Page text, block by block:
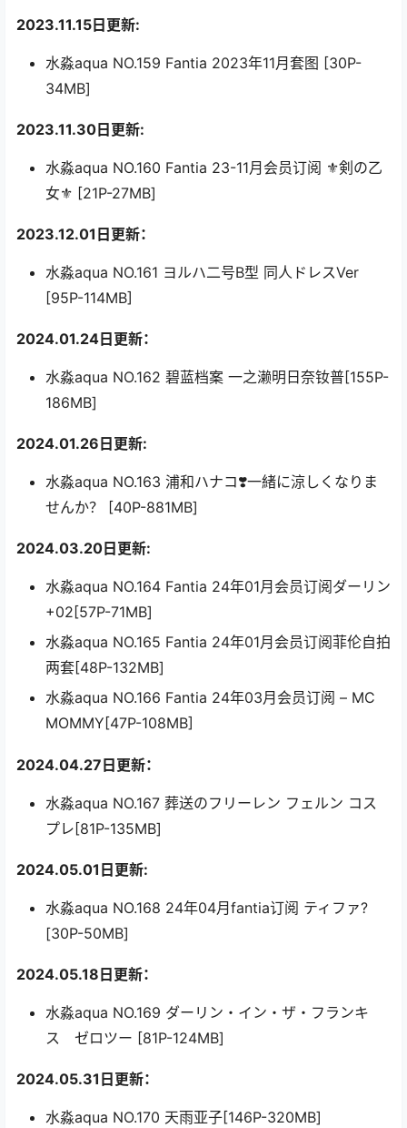
2023.11.15日更新:
水淼aqua NO.159 Fantia 2023年11月套图 [30P-
34MB]
2023.11.30日更新:
水淼aqua NO.160 Fantia 23-11月会员订阅 ⚜️剣の乙
女⚜️ [21P-27MB]
2023.12.01日更新：
水淼aqua NO.161 ヨルハ二号B型 同人ドレスVer
[95P-114MB]
2024.01.24日更新：
水淼aqua NO.162 碧蓝档案 一之濑明日奈钕普[155P-
186MB]
2024.01.26 日更新:
水淼aqua NO.163 浦和ハナコ❣️一緒に涼しくなりま
せんか？ [40P-881MB]
2024.03.20日更新:
水淼aqua NO.164 Fantia 24年01月会员订阅ダーリン
+02[57P-71MB]
水淼aqua NO.165 Fantia 24年01月会员订阅菲伦自拍
两套[48P-132MB]
水淼aqua NO.166 Fantia 24年03月会员订阅 – MC
MOMMY[47P-108MB]
2024.04.27日更新：
水淼aqua NO.167 葬送のフリーレン フェルン コス
プレ[81P-135MB]
2024.05.01日更新:
水淼aqua NO.168 24年04月fantia订阅 ティファ?
[30P-50MB]
2024.05.18日更新：
水淼aqua NO.169 ダーリン・イン・ザ・フランキ
ス ゼロツー [81P-124MB]
2024.05.31日更新：
水淼aqua NO.170 天雨亚子[146P-320MB]